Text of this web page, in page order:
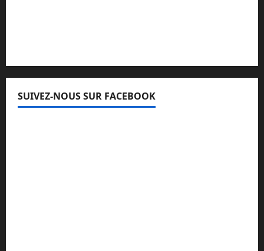
SUIVEZ-NOUS SUR FACEBOOK